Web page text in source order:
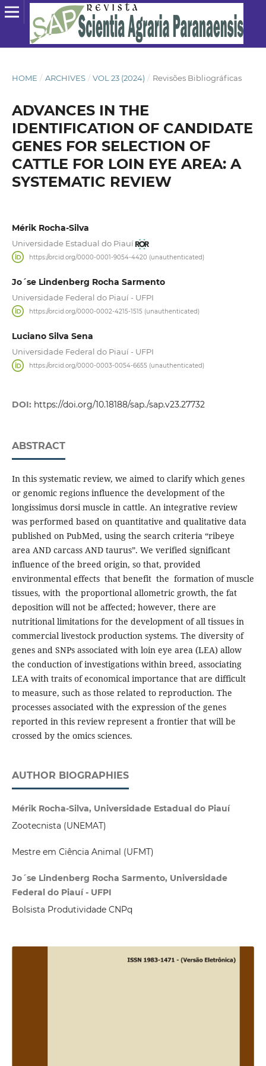
HOME / ARCHIVES / VOL 23 (2024) / Revisões Bibliográficas
ADVANCES IN THE
IDENTIFICATION OF CANDIDATE
GENES FOR SELECTION OF
CATTLE FOR LOIN EYE AREA: A
SYSTEMATIC REVIEW
Mérik Rocha-Silva
Universidade Estadual do Piauí
https://orcid.org/0000-0001-9054-4420 (unauthenticated)
Jo´se Lindenberg Rocha Sarmento
Universidade Federal do Piauí - UFPI
https://orcid.org/0000-0002-4215-1515 (unauthenticated)
Luciano Silva Sena
Universidade Federal do Piauí - UFPI
https://orcid.org/0000-0003-0054-6655 (unauthenticated)
DOI: https://doi.org/10.18188/sap./sap.v23.27732
ABSTRACT
In this systematic review, we aimed to clarify which genes
or genomic regions influence the development of the
longissimus dorsi muscle in cattle. An integrative review
was performed based on quantitative and qualitative data
published on PubMed, using the search criteria “ribeye
area AND carcass AND taurus”. We verified significant
influence of the breed origin, so that, provided
environmental effects that benefit the formation of muscle
tissues, with the proportional allometric growth, the fat
deposition will not be affected; however, there are
nutritional limitations for the development of all tissues in
commercial livestock production systems. The diversity of
genes and SNPs associated with loin eye area (LEA) allow
the conduction of investigations within breed, associating
LEA with traits of economical importance that are difficult
to measure, such as those related to reproduction. The
processes associated with the expression of the genes
reported in this review represent a frontier that will be
crossed by the omics sciences.
AUTHOR BIOGRAPHIES
Mérik Rocha-Silva, Universidade Estadual do Piauí
Zootecnista (UNEMAT)
Mestre em Ciência Animal (UFMT)
Jo´se Lindenberg Rocha Sarmento, Universidade
Federal do Piauí - UFPI
Bolsista Produtividade CNPq